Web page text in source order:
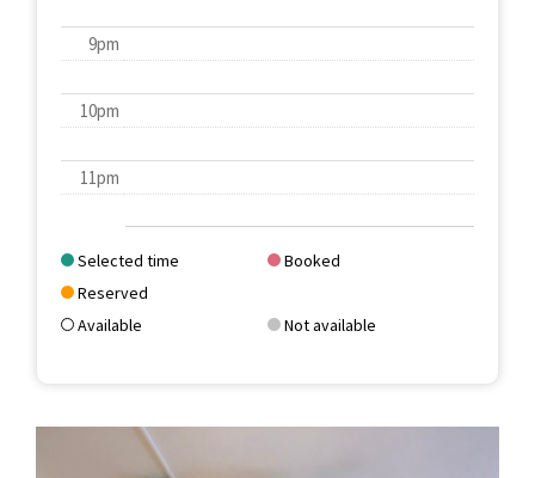
9pm
10pm
11pm
Selected time
Booked
Reserved
Available
Not available